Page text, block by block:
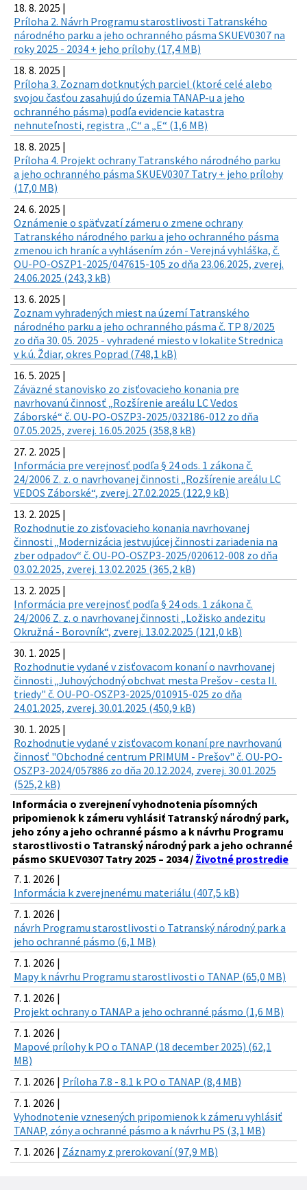
18. 8. 2025 |
Príloha 2. Návrh Programu starostlivosti Tatranského
národného parku a jeho ochranného pásma SKUEV0307 na
roky 2025 - 2034 + jeho prílohy (17,4 MB)
18. 8. 2025 |
Príloha 3. Zoznam dotknutých parciel (ktoré celé alebo
svojou časťou zasahujú do územia TANAP-u a jeho
ochranného pásma) podľa evidencie katastra
nehnuteľnosti, registra „C“ a „E“ (1,6 MB)
18. 8. 2025 |
Príloha 4. Projekt ochrany Tatranského národného parku
a jeho ochranného pásma SKUEV0307 Tatry + jeho prílohy
(17,0 MB)
24. 6. 2025 |
Oznámenie o späťvzatí zámeru o zmene ochrany
Tatranského národného parku a jeho ochranného pásma
zmenou ich hraníc a vyhlásením zón - Verejná vyhláška, č.
OU-PO-OSZP1-2025/047615-105 zo dňa 23.06.2025, zverej.
24.06.2025 (243,3 kB)
13. 6. 2025 |
Zoznam vyhradených miest na území Tatranského
národného parku a jeho ochranného pásma č. TP 8/2025
zo dňa 30. 05. 2025 - vyhradené miesto v lokalite Strednica
v k.ú. Ždiar, okres Poprad (748,1 kB)
16. 5. 2025 |
Záväzné stanovisko zo zisťovacieho konania pre
navrhovanú činnosť „Rozšírenie areálu LC Vedos
Záborské“ č. OU-PO-OSZP3-2025/032186-012 zo dňa
07.05.2025, zverej. 16.05.2025 (358,8 kB)
27. 2. 2025 |
Informácia pre verejnosť podľa § 24 ods. 1 zákona č.
24/2006 Z. z. o navrhovanej činnosti „Rozšírenie areálu LC
VEDOS Záborské“, zverej. 27.02.2025 (122,9 kB)
13. 2. 2025 |
Rozhodnutie zo zisťovacieho konania navrhovanej
činnosti „Modernizácia jestvujúcej činnosti zariadenia na
zber odpadov“ č. OU-PO-OSZP3-2025/020612-008 zo dňa
03.02.2025, zverej. 13.02.2025 (365,2 kB)
13. 2. 2025 |
Informácia pre verejnosť podľa § 24 ods. 1 zákona č.
24/2006 Z. z. o navrhovanej činnosti „Ložisko andezitu
Okružná - Borovník“, zverej. 13.02.2025 (121,0 kB)
30. 1. 2025 |
Rozhodnutie vydané v zisťovacom konaní o navrhovanej
činnosti „Juhovýchodný obchvat mesta Prešov - cesta II.
triedy" č. OU-PO-OSZP3-2025/010915-025 zo dňa
24.01.2025, zverej. 30.01.2025 (450,9 kB)
30. 1. 2025 |
Rozhodnutie vydané v zisťovacom konaní pre navrhovanú
činnosť "Obchodné centrum PRIMUM - Prešov" č. OU-PO-
OSZP3-2024/057886 zo dňa 20.12.2024, zverej. 30.01.2025
(525,2 kB)
Informácia o zverejnení vyhodnotenia písomných
pripomienok k zámeru vyhlásiť Tatranský národný park,
jeho zóny a jeho ochranné pásmo a k návrhu Programu
starostlivosti o Tatranský národný park a jeho ochranné
pásmo SKUEV0307 Tatry 2025 – 2034 / Životné prostredie
7. 1. 2026 |
Informácia k zverejnenému materiálu (407,5 kB)
7. 1. 2026 |
návrh Programu starostlivosti o Tatranský národný park a
jeho ochranné pásmo (6,1 MB)
7. 1. 2026 |
Mapy k návrhu Programu starostlivosti o TANAP (65,0 MB)
7. 1. 2026 |
Projekt ochrany o TANAP a jeho ochranné pásmo (1,6 MB)
7. 1. 2026 |
Mapové prílohy k PO o TANAP (18 december 2025) (62,1
MB)
7. 1. 2026 | Príloha 7.8 - 8.1 k PO o TANAP (8,4 MB)
7. 1. 2026 |
Vyhodnotenie vznesených pripomienok k zámeru vyhlásiť
TANAP, zóny a ochranné pásmo a k návrhu PS (3,1 MB)
7. 1. 2026 | Záznamy z prerokovaní (97,9 MB)